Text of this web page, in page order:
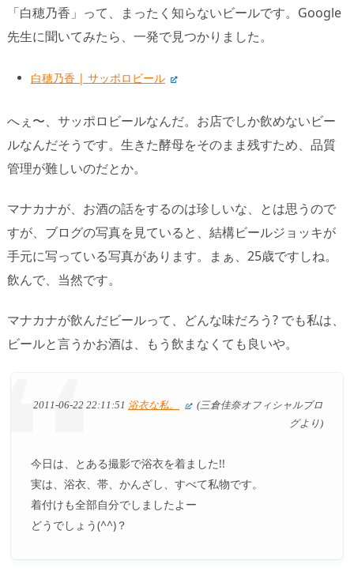
「白穂乃香」って、まったく知らないビールです。Google
先生に聞いてみたら、一発で見つかりました。
白穂乃香 | サッポロビール
へぇ〜、サッポロビールなんだ。お店でしか飲めないビー
ルなんだそうです。生きた酵母をそのまま残すため、品質
管理が難しいのだとか。
マナカナが、お酒の話をするのは珍しいな、とは思うので
すが、ブログの写真を見ていると、結構ビールジョッキが
手元に写っている写真があります。まぁ、25歳ですしね。
飲んで、当然です。
マナカナが飲んだビールって、どんな味だろう? でも私は、
ビールと言うかお酒は、もう飲まなくても良いや。
2011-06-22 22:11:51 浴衣な私。
(三倉佳奈オフィシャルブロ
グより)
今日は、とある撮影で浴衣を着ました!!
実は、浴衣、帯、かんざし、すべて私物です。
着付けも全部自分でしましたよー
どうでしょう(^^)？